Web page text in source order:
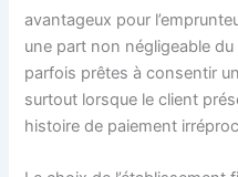
avantageux pour
une part non négligeable
parfois prêtes à consentir
surtout lorsque le client
histoire de paiement